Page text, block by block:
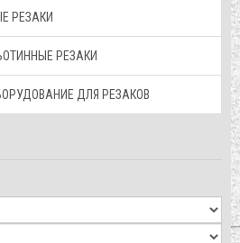
РЕЗАКИ
РЕЗАКИ
ДЛЯ РЕЗАКОВ